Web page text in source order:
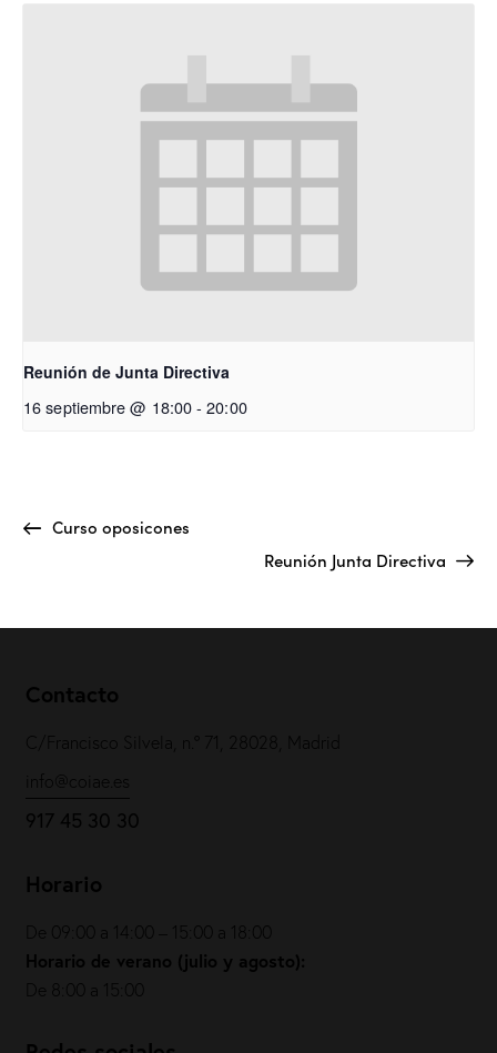
Reunión de Junta Directiva
16 septiembre @ 18:00- 20:00
Curso oposicones
Reunión Junta Directiva
Contacto
C/Francisco Silvela, n.º 71, 28028, Madrid
917 45 30 30
Horario
De 09:00 a 14:00 – 15:00 a 18:00
Horario de verano (julio y agosto):
De 8:00 a 15:00